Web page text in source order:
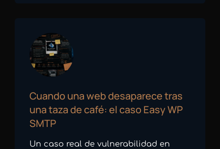
Cuando una web desaparece tras
una taza de café: el caso Easy WP
SMTP
Un caso real de vulnerabilidad en